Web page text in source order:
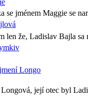
se jménem Maggie se
len že, Ladislav Bajla
Longo
její otec byl